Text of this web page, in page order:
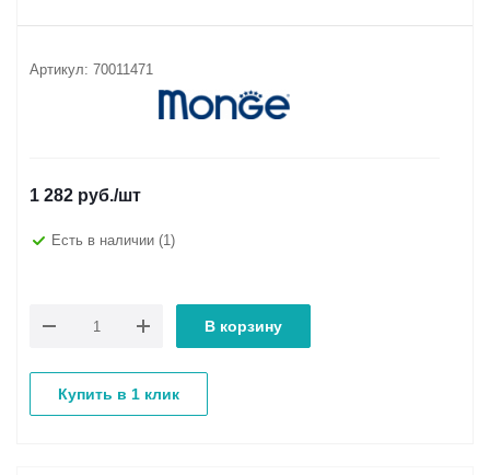
Артикул: 70011471
1 282 руб./шт
Есть в наличии (1)
В корзину
Купить в 1 клик